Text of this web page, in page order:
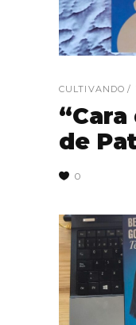
CULTIVANDO
de
0